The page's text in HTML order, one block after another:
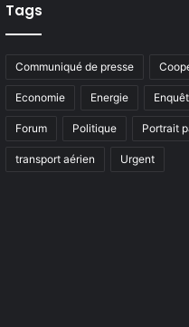
Tags
Communiqué de presse
Economie Energie
Forum Politique Portrait
transport aérien Urgent